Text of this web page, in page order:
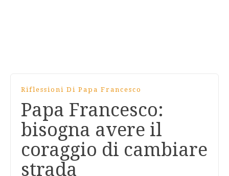
Riflessioni Di Papa Francesco
Papa Francesco:
bisogna avere il
coraggio di cambiare
strada